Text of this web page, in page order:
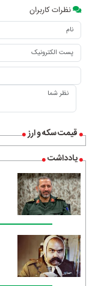
قیمت سکه و ارز
یادداشت
نظرات کاربران